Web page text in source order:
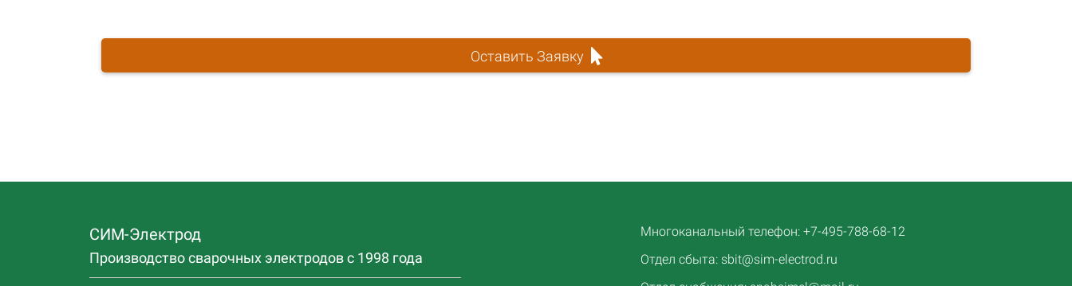
Оставить Заявку
СИМ-Электрод
Производство сварочных электродов с 1998 года
Многоканальный телефон: +7-495-788-68-12
Отдел сбыта: sbit@sim-electrod.ru